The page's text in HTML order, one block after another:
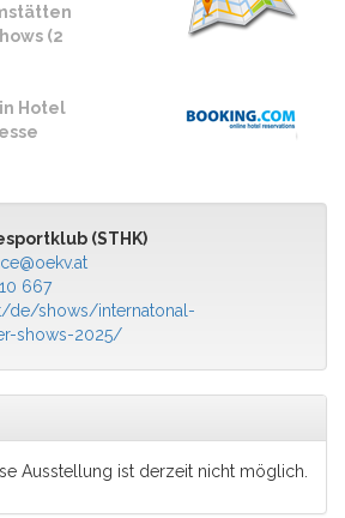
(2
Hotel
(STHK)
667
de/shows/internatonal-
shows-2025/
Ausstellung ist derzeit nicht möglich.